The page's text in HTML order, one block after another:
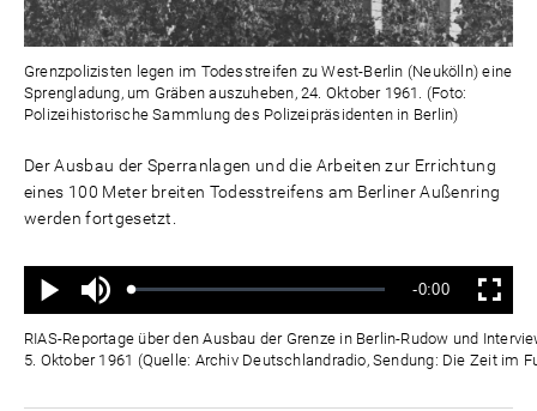
Grenzpolizisten legen im Todesstreifen zu West-Berlin (Neukölln) eine
Sprengladung, um Gräben auszuheben, 24. Oktober 1961. (Foto:
Polizeihistorische Sammlung des Polizeipräsidenten in Berlin)
Der Ausbau der Sperranlagen und die Arbeiten zur Errichtung
eines 100 Meter breiten Todesstreifens am Berliner Außenring
werden fortgesetzt.
Wiedergabe
Ton
aus
Geladen:
Status:
Verbleibende
Zeit
-0:00 Vollbild
RIAS-Reportage über den Ausbau der Grenze in Berlin-Rudow und
5. Oktober 1961 (Quelle: Archiv Deutschlandradio, Sendung: Die Zeit im